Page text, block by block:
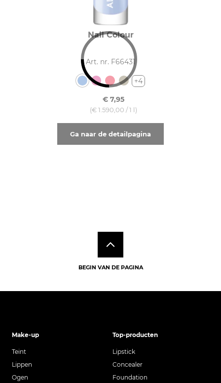
Nail Colour
Art. nr. F66431
+4
€ 7,95
(€ 1.590,00 / 1 l)
Ga naar de detailpagina
BEGIN VAN DE PAGINA
Make-up
Teint
Lippen
Ogen
Top-producten
Lipstick
Concealer
Foundation